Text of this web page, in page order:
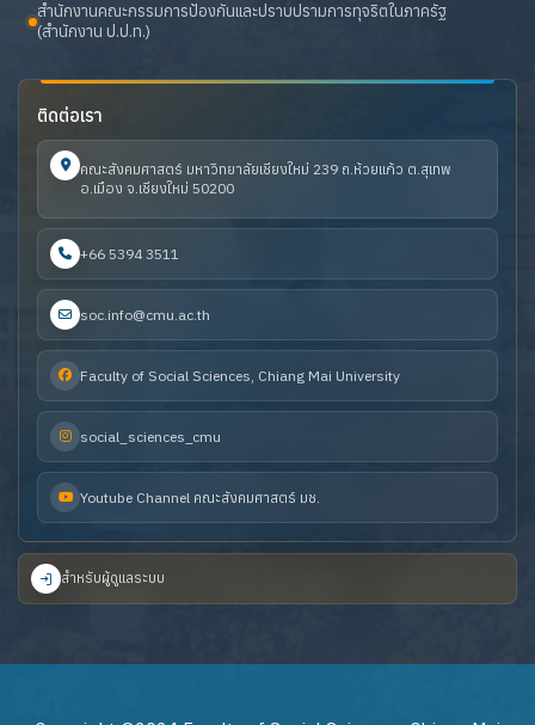
สำนักงานคณะกรรมการป้องกันและปราบปรามการทุจริตในภาครัฐ
(สำนักงาน ป.ป.ท.)
ติดต่อเรา
คณะสังคมศาสตร์ มหาวิทยาลัยเชียงใหม่ 239 ถ.ห้วยแก้ว ต.สุเทพ
อ.เมือง จ.เชียงใหม่ 50200
+66 5394 3511
soc.info@cmu.ac.th
Faculty of Social Sciences, Chiang Mai University
social_sciences_cmu
Youtube Channel คณะสังคมศาสตร์ มช.
สำหรับผู้ดูแลระบบ